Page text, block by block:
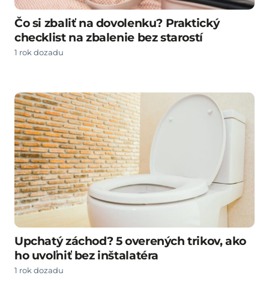
Čo si zbaliť na dovolenku? Praktický
checklist na zbalenie bez starostí
1 rok dozadu
Upchatý záchod? 5 overených trikov, ako
ho uvoľniť bez inštalatéra
1 rok dozadu